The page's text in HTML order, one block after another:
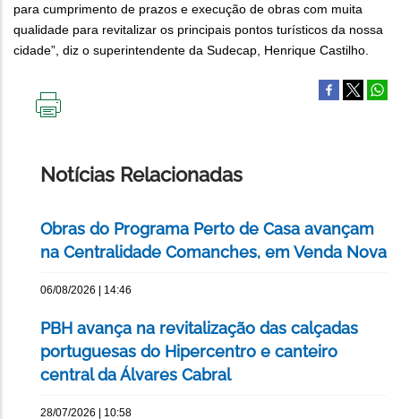
para cumprimento de prazos e execução de obras com muita
qualidade para revitalizar os principais pontos turísticos da nossa
cidade”, diz o superintendente da Sudecap, Henrique Castilho.
Notícias Relacionadas
Obras do Programa Perto de Casa avançam
na Centralidade Comanches, em Venda Nova
06/08/2026 | 14:46
PBH avança na revitalização das calçadas
portuguesas do Hipercentro e canteiro
central da Álvares Cabral
28/07/2026 | 10:58